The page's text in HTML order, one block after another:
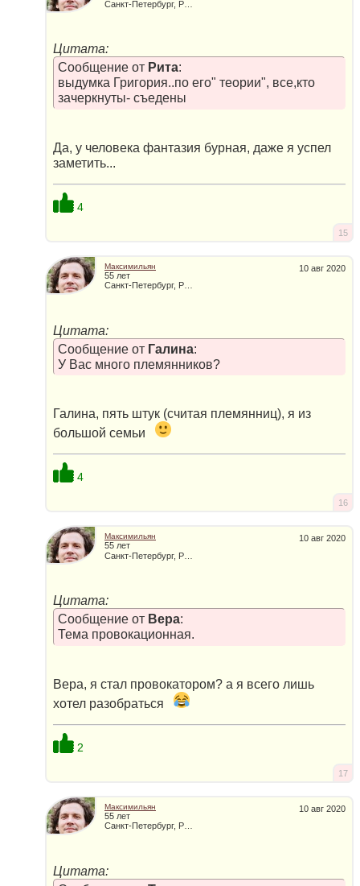
Цитата:
Сообщение от Рита:
выдумка Григория..по его" теории", все,кто
зачеркнуты- съедены
Да, у человека фантазия бурная, даже я успел
заметить...
4
15
10 авг 2020
Максимильян
55 лет
Цитата:
Сообщение от Галина:
У Вас много племянников?
Галина, пять штук (считая племянниц), я из
большой семьи
4
16
10 авг 2020
Максимильян
55 лет
Цитата:
Сообщение от Вера:
Тема провокационная.
Вера, я стал провокатором? а я всего лишь
хотел разобраться
2
17
10 авг 2020
Максимильян
55 лет
Цитата: